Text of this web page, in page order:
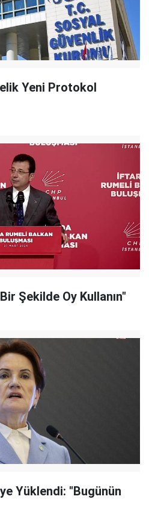
Yeni Protokol
Şekilde Oy Kullanın"
Yüklendi: "Bugünün